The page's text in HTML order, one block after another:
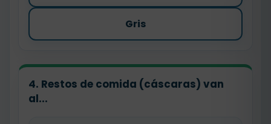
Gris
4. Restos de comida (cáscaras) van
al...